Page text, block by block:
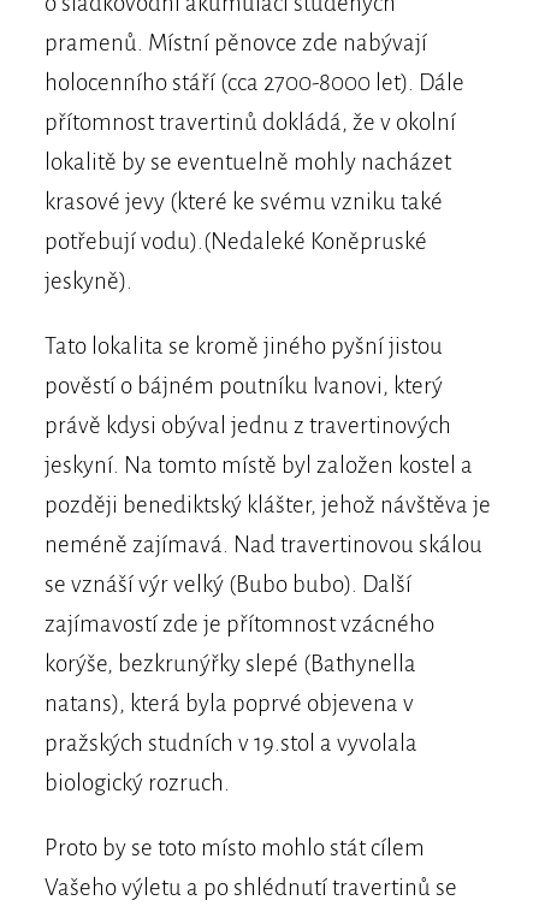
pramenů. Místní pěnovce zde nabývají
holocenního stáří (cca 2700-8000 let). Dále
přítomnost travertinů dokládá, že v okolní
lokalitě by se eventuelně mohly nacházet
krasové jevy (které ke svému vzniku také
potřebují vodu).(Nedaleké Koněpruské
jeskyně).
Tato lokalita se kromě jiného pyšní jistou
pověstí o bájném poutníku Ivanovi, který
právě kdysi obýval jednu z travertinových
jeskyní. Na tomto místě byl založen kostel a
později benediktský klášter, jehož návštěva je
neméně zajímavá. Nad travertinovou skálou
se vznáší výr velký (Bubo bubo). Další
zajímavostí zde je přítomnost vzácného
korýše, bezkrunýřky slepé (Bathynella
natans), která byla poprvé objevena v
pražských studních v 19.stol a vyvolala
biologický rozruch.
Proto by se toto místo mohlo stát cílem
Vašeho výletu a po shlédnutí travertinů se